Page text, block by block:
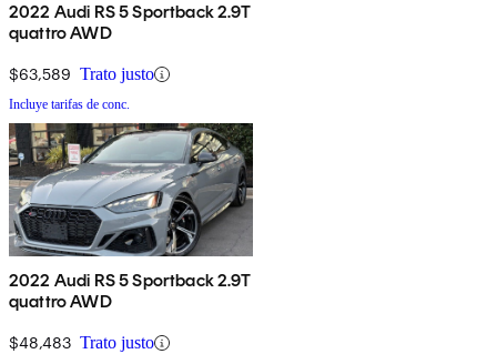
2022 Audi RS 5 Sportback 2.9T
quattro AWD
$63,589 Trato justo
Incluye tarifas de conc.
2022 Audi RS 5 Sportback 2.9T
quattro AWD
$48,483 Trato justo